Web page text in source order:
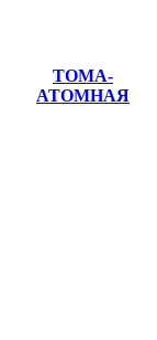
ТОМА-
АТОМНАЯ